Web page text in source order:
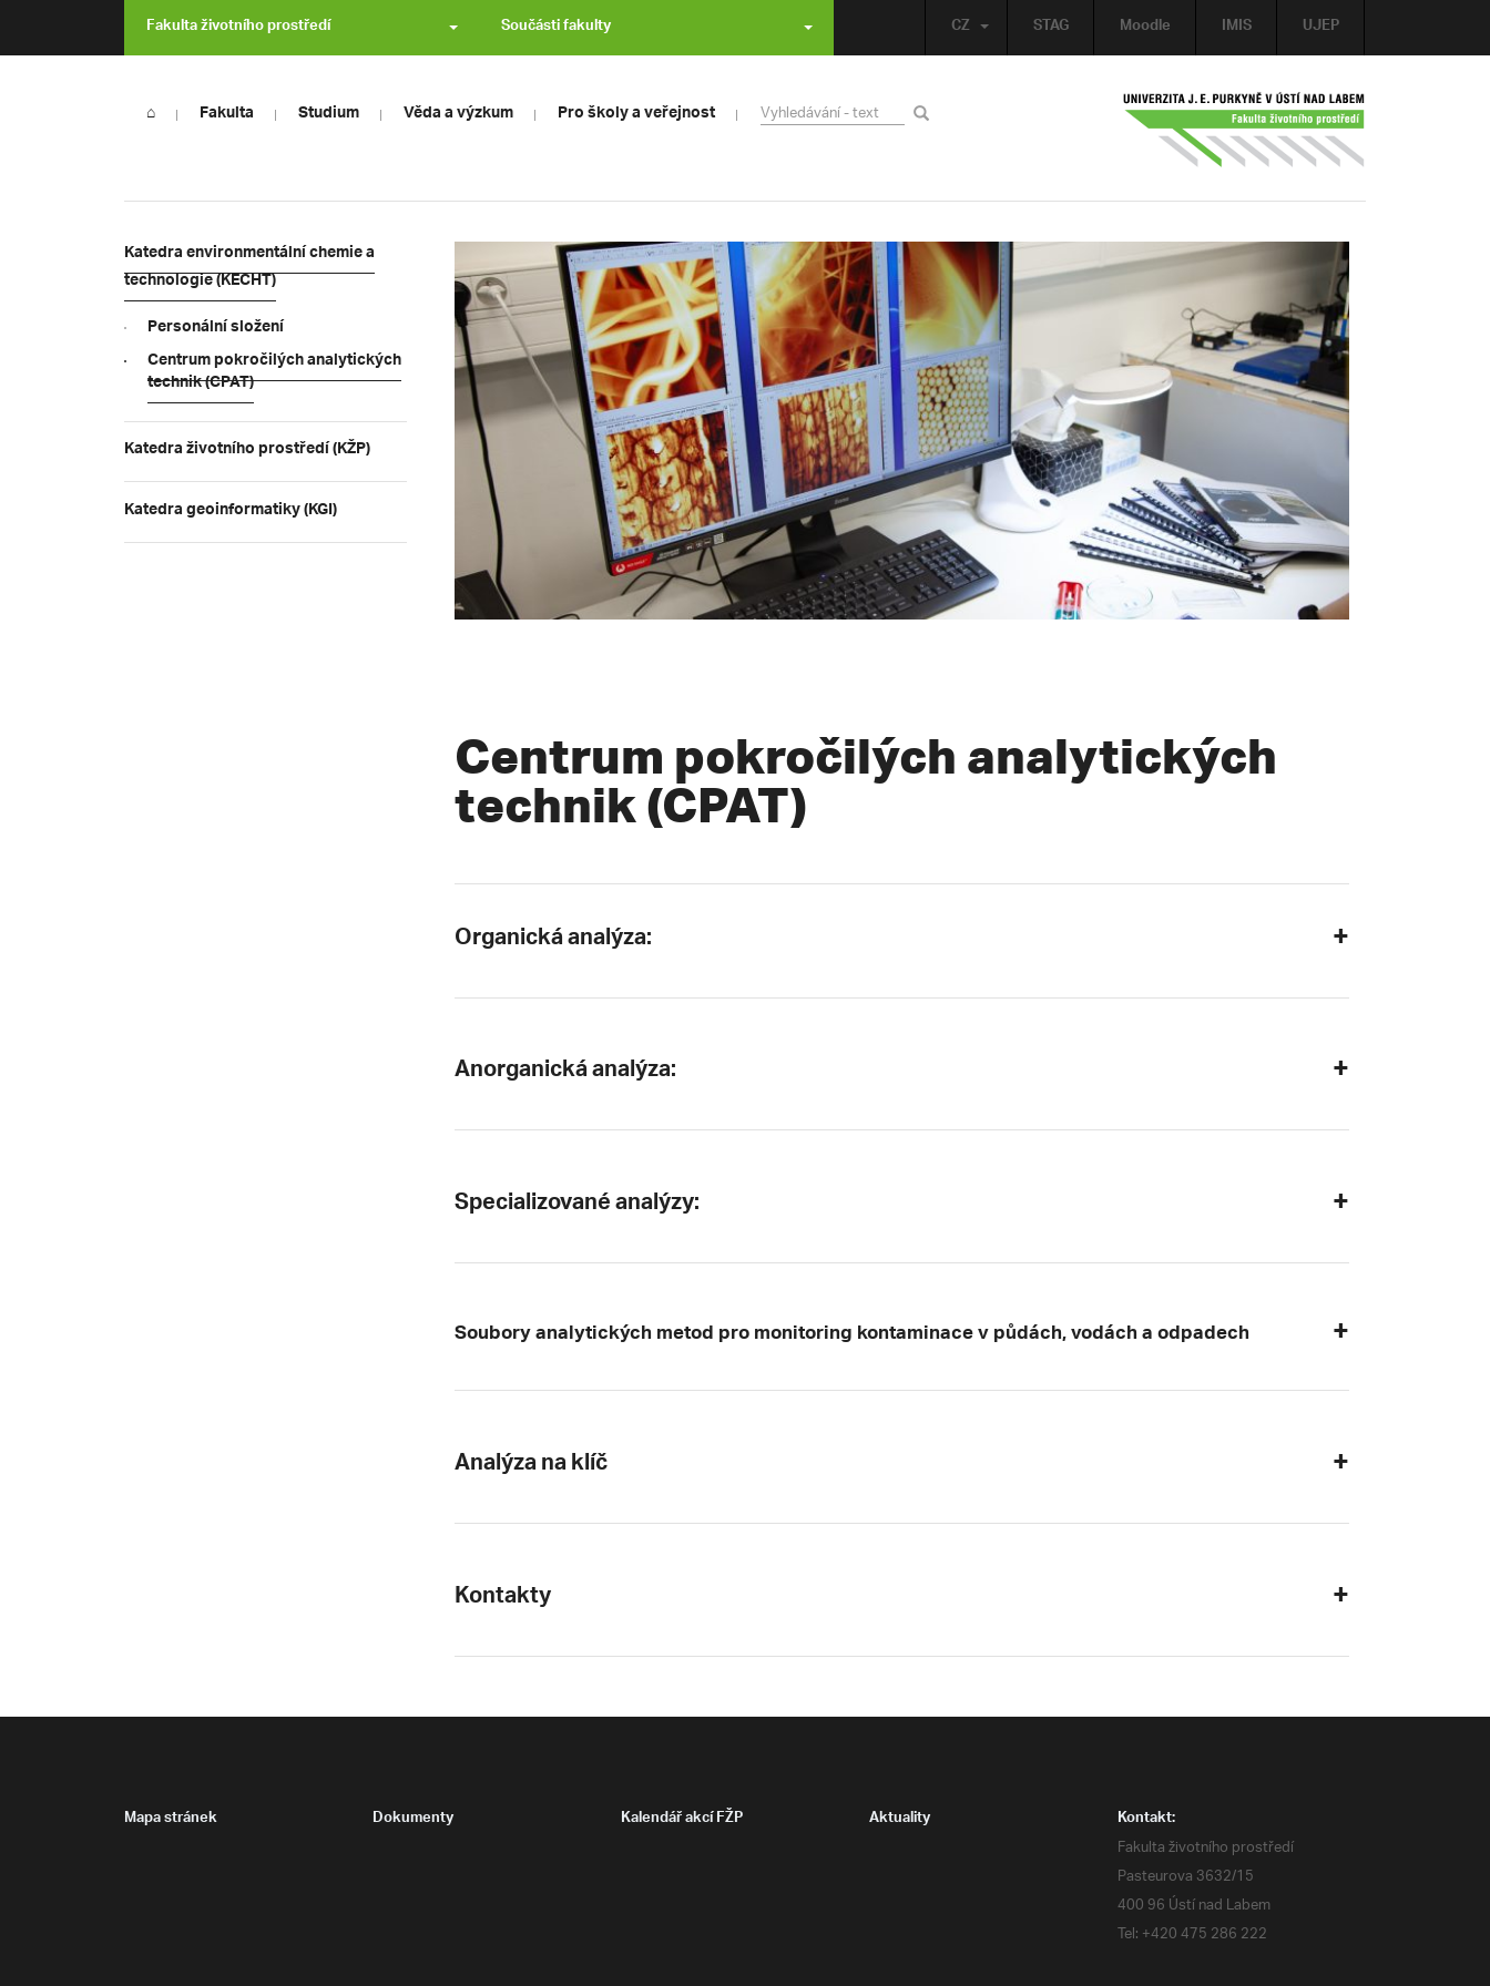
STAG Moodle IMIS UJEP
CZ
Fakulta životního prostředí Součásti fakulty
⌂ Fakulta Studium Věda a výzkum Pro školy a veřejnost
Katedra environmentální chemie a
technologie (KECHT)
Personální složení
Centrum pokročilých analytických
technik (CPAT)
Katedra životního prostředí (KŽP)
Katedra geoinformatiky (KGI)
Centrum pokročilých analytických
technik (CPAT)
Organická analýza:
Anorganická analýza:
Specializované analýzy:
Soubory analytických metod pro monitoring kontaminace v půdách, vodách a odpadech
Analýza na klíč
Kontakty
Mapa stránek Dokumenty Kalendář akcí FŽP Aktuality Kontakt:
Fakulta životního prostředí
Pasteurova 3632/15
400 96 Ústí nad Labem
Tel: +420 475 286 222